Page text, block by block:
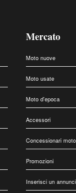
Mercato
Moto nuove
Moto usate
Moto d'epoca
Accessori
Concessionari moto
Promozioni
Inserisci un